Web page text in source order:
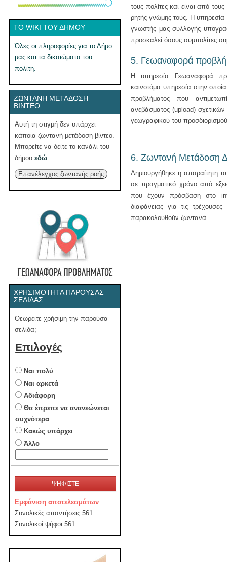
ΤΟ WIKI ΤΟΥ ΔΉΜΟΥ
Όλες οι πληροφορίες για το Δήμο
μας και τα δικαιώματα του
πολίτη.
ΖΩΝΤΑΝΉ ΜΕΤΆΔΟΣΗ
ΒΊΝΤΕΟ
Αυτή τη στιγμή δεν υπάρχει
κάποια ζωντανή μετάδοση βίντεο.
Μπορείτε να δείτε το κανάλι του
δήμου εδώ
Επανέλεγχος ζωντανής ροής
ΧΡΗΣΙΜΌΤΗΤΑ ΠΑΡΟΎΣΑΣ
ΣΕΛΊΔΑΣ.
Θεωρείτε χρήσιμη την παρούσα
σελίδα;
Επιλογές
Ναι πολύ
Ναι αρκετά
Αδιάφορη
Θα έπρεπε να ανανεώνεται
συχνότερα
Κακώς υπάρχει
Άλλο
ΨΗΦΙΣΤΕ
Εμφάνιση αποτελεσμάτων
Συνολικές απαντήσεις 561
Συνολικοί ψήφοι 561
τους πολίτες και είναι από
ρητής γνώμης τους. Η υπηρεσία
γνωστής μας συλλογής
προσκαλεί όσους συμπολίτες
5. Γεωαναφορά
Η υπηρεσία Γεωαναφορά
καινοτόμα υπηρεσία στην
προβλήματος που
ανεβάσματος (upload)
γεωγραφικού του
6. Ζωντανή Μετάδοση
Δημιουργήθηκε η απαραίτητη
σε πραγματικό χρόνο από
που έχουν πρόσβαση στο
διαφάνειας για τις
παρακολουθούν ζωντανά.